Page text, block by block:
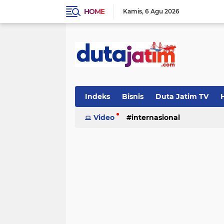
HOME Kamis 6 Agu 2026
Indeks Bisnis Duta Jatim TV
Video internasional